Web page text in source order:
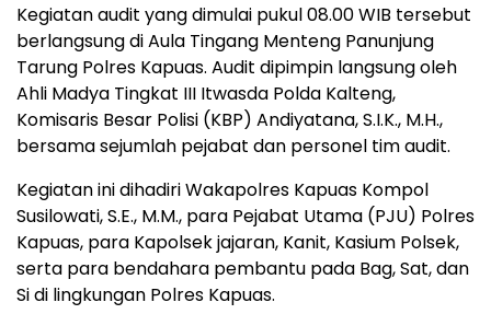
Kegiatan audit yang dimulai pukul 08.00 WIB tersebut
berlangsung di Aula Tingang Menteng Panunjung
Tarung Polres Kapuas. Audit dipimpin langsung oleh
Ahli Madya Tingkat III Itwasda Polda Kalteng,
Komisaris Besar Polisi (KBP) Andiyatana, S.I.K., M.H.,
bersama sejumlah pejabat dan personel tim audit.
Kegiatan ini dihadiri Wakapolres Kapuas Kompol
Susilowati, S.E., M.M., para Pejabat Utama (PJU) Polres
Kapuas, para Kapolsek jajaran, Kanit, Kasium Polsek,
serta para bendahara pembantu pada Bag, Sat, dan
Si di lingkungan Polres Kapuas.